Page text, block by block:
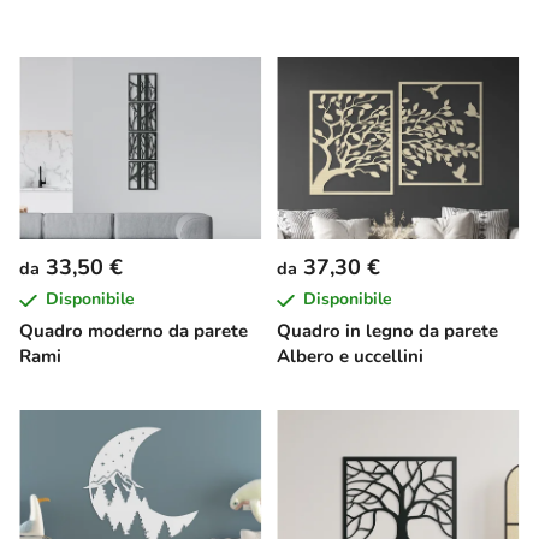
Quadro moderno da parete
Rami
da 33,50 €
Disponibile
Quadro in legno da parete
Albero e uccellini
da 37,30 €
Disponibile